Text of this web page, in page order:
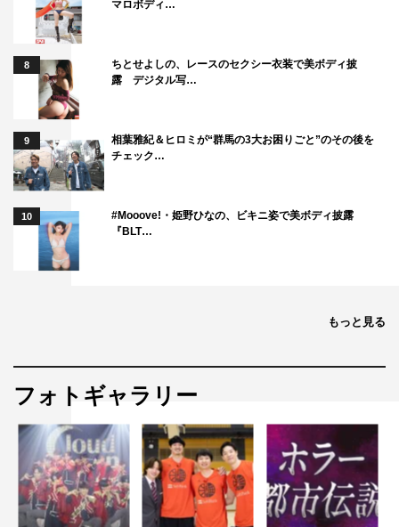
じる亜紀は中々自分の事を上手く口に出せない子で、きっ
と共感してくれる人も多いと思うので、できる限り精いっ
ぱい演じさせていただきたいです。
山本舞香
＜山本舞香 コメント＞
13年ぶりに復活する、期待が高い作品に出演できることは
マロボディ…
8
ちとせよしの、レースのセクシー衣装で美ボディ披
露 デジタル写…
9
相葉雅紀＆ヒロミが“群馬の3大お困りごと”のその後を
チェック…
10
#Mooove!・姫野ひなの、ビキニ姿で美ボディ披露
『BLT…
もっと見る
フォトギャラリー